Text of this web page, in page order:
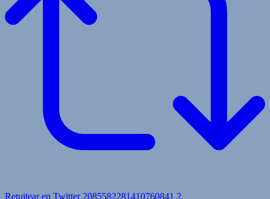
Retuitear en Twitter 2085582281410760841 2